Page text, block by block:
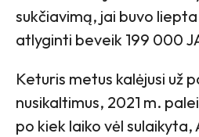
sukčiavimą, jai buvo
atlyginti beveik 199 000
Keturis metus kalėjusi už
nusikaltimus, 2021 m.
po kiek laiko vėl sulaikyta,